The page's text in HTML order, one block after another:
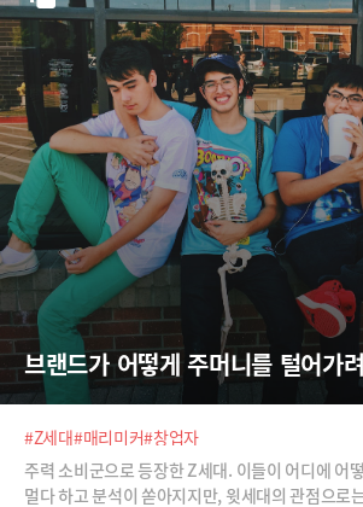
브랜드가 어떻게 주머니를 털어가
#Z세대#매리미커#창업자
주력 소비군으로 등장한 Z세대. 이들이 어디에 어
멀다 하고 분석이 쏟아지지만, 윗세대의 관점으로